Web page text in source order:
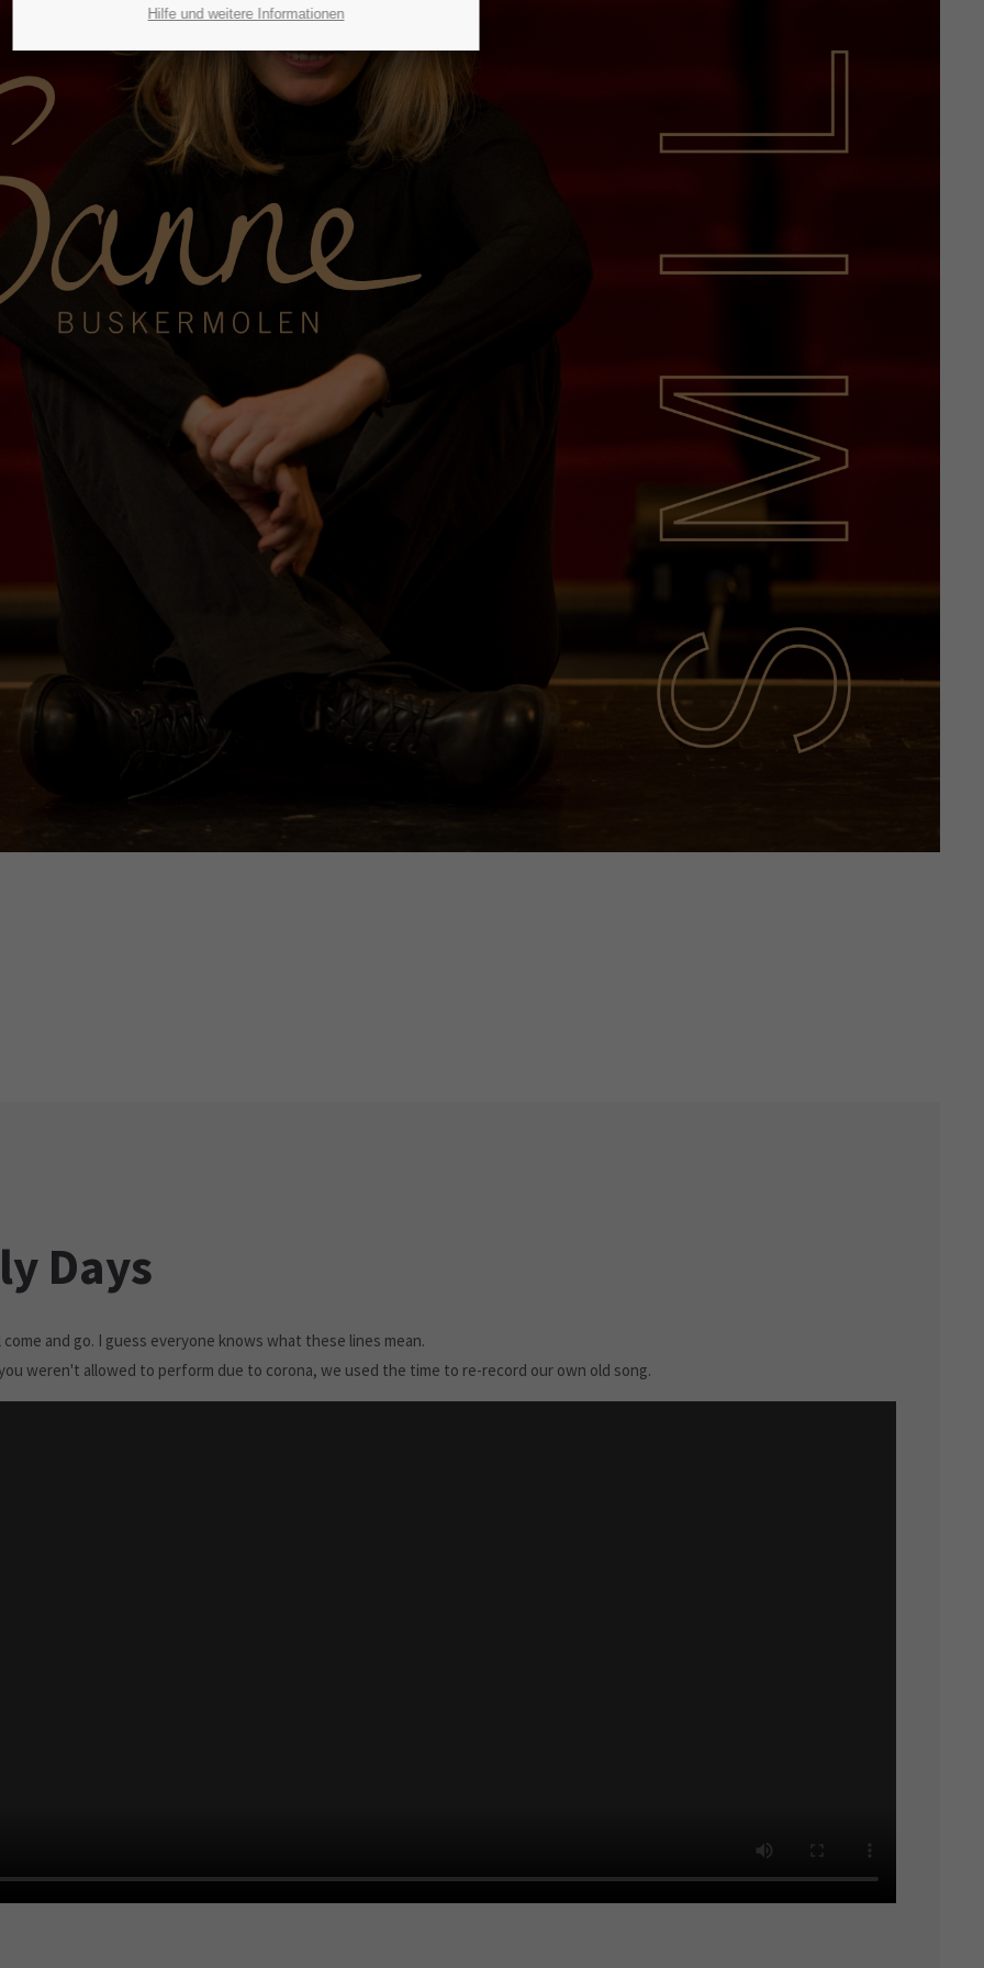
Days
and go. I guess everyone knows what these lines mean.
weren't allowed to perform due to corona, we used the time to re-record our own old song.
Hilfe und weitere Informationen